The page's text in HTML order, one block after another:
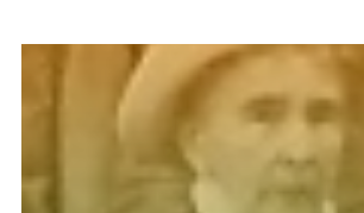
3.
(39-
Hoffmann
professzor"